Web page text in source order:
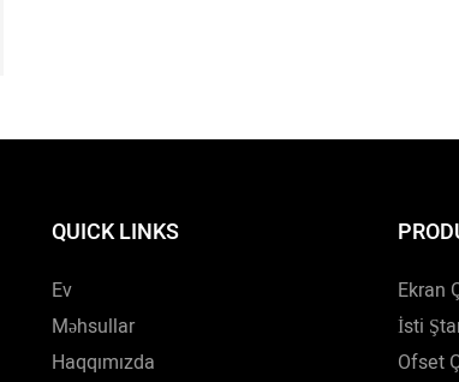
QUICK LINKS
Ev
Məhsullar
Haqqımızda
Ekran
İsti
Ofset